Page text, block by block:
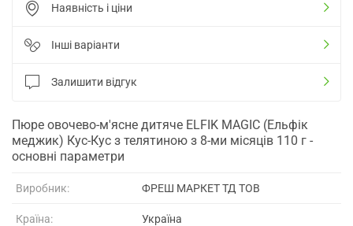
Наявність і ціни
Інші варіанти
Залишити відгук
Пюре овочево-м'ясне дитяче ELFIK MAGIC (Ельфік
меджик) Кус-Кус з телятиною з 8-ми місяців 110 г -
основні параметри
Виробник: ФРЕШ МАРКЕТ ТД ТОВ
Країна: Україна